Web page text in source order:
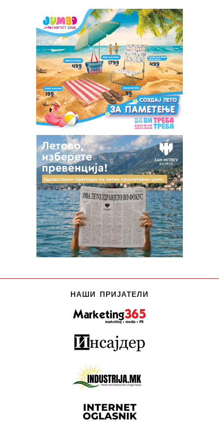
НАШИ ПРИЈАТЕЛИ